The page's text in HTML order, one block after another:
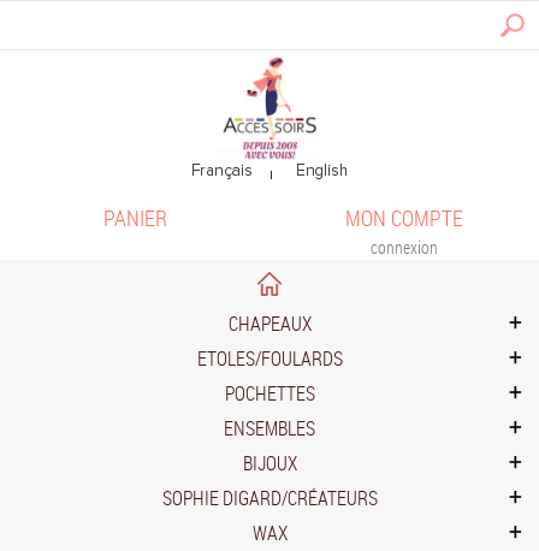
MON COMPTE
connexion
PANIER
CHAPEAUX
ETOLES/FOULARDS
POCHETTES
ENSEMBLES
BIJOUX
SOPHIE DIGARD/CRÉATEURS
WAX